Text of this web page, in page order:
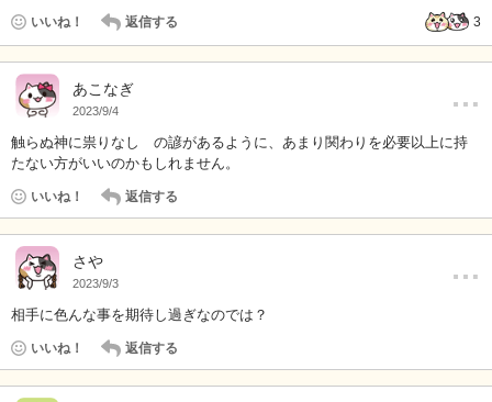
いいね！ 返信する 3
あこなぎ
2023/9/4 …
触らぬ神に祟りなし の諺があるように、あまり関わりを必要以上に持
たない方がいいのかもしれません。
いいね！ 返信する
さや
2023/9/3 …
相手に色んな事を期待し過ぎなのでは？
いいね！ 返信する